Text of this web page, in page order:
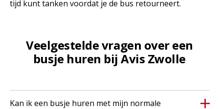
tijd kunt tanken voordat je de bus retourneert.
Veelgestelde vragen over een
busje huren bij Avis Zwolle
Kan ik een busje huren met mijn normale